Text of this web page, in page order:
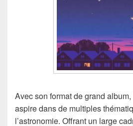
Avec son format de grand album,
aspire dans de multiples
l’astronomie. Offrant un large